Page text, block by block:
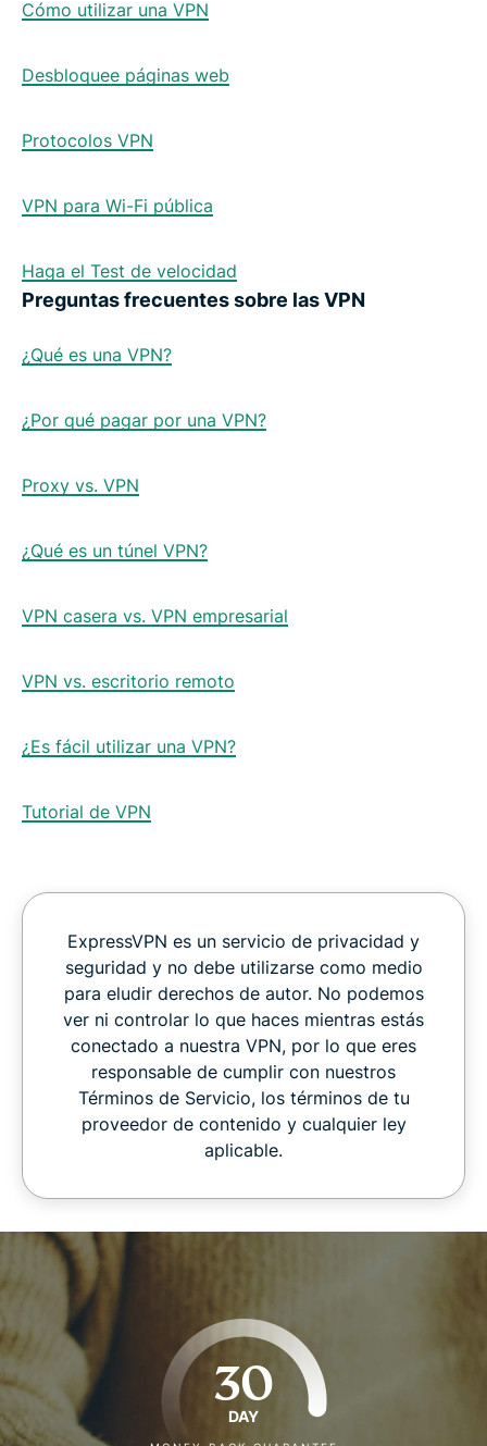
Cómo utilizar una VPN
Desbloquee páginas web
Protocolos VPN
VPN para Wi-Fi pública
Haga el Test de velocidad
Preguntas frecuentes sobre las VPN
¿Qué es una VPN?
¿Por qué pagar por una VPN?
Proxy vs. VPN
¿Qué es un túnel VPN?
VPN casera vs. VPN empresarial
VPN vs. escritorio remoto
¿Es fácil utilizar una VPN?
Tutorial de VPN
ExpressVPN es un servicio de privacidad y
seguridad y no debe utilizarse como medio
para eludir derechos de autor. No podemos
ver ni controlar lo que haces mientras estás
conectado a nuestra VPN, por lo que eres
responsable de cumplir con nuestros
Términos de Servicio, los términos de tu
proveedor de contenido y cualquier ley
aplicable.
30
DAY